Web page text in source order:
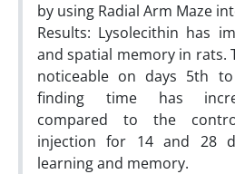
by using Radial Arm Maze
Results: Lysolecithin has
and spatial memory in rats.
noticeable on days 5th
finding time has
compared to the
injection for 14 and 28
learning and memory.